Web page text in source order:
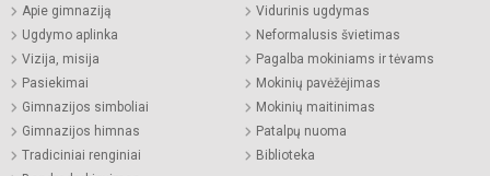
Apie gimnaziją
Ugdymo aplinka
Vizija, misija
Pasiekimai
Gimnazijos simboliai
Gimnazijos himnas
Tradiciniai renginiai
Vidurinis ugdymas
Neformalusis švietimas
Pagalba mokiniams ir tėvams
Mokinių pavėžėjimas
Mokinių maitinimas
Patalpų nuoma
Biblioteka